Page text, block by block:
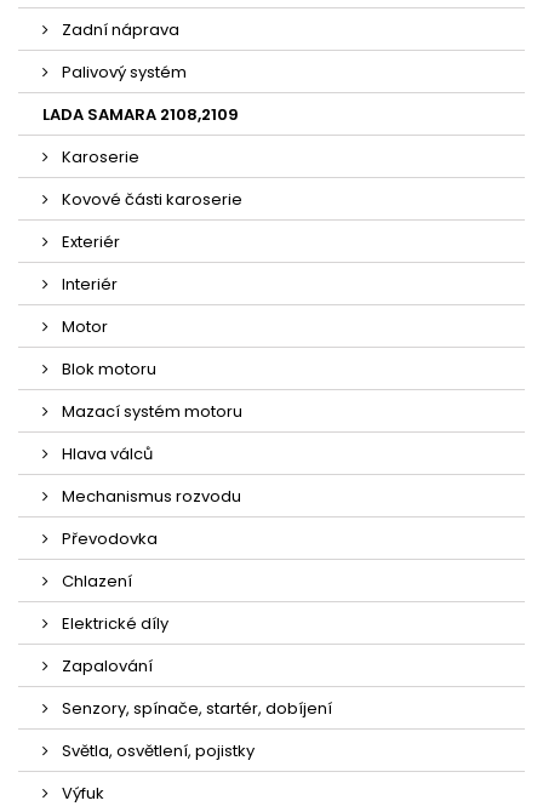
Zadní náprava
Palivový systém
LADA SAMARA 2108,2109
Karoserie
Kovové části karoserie
Exteriér
Interiér
Motor
Blok motoru
Mazací systém motoru
Hlava válců
Mechanismus rozvodu
Převodovka
Chlazení
Elektrické díly
Zapalování
Senzory, spínače, startér, dobíjení
Světla, osvětlení, pojistky
Výfuk